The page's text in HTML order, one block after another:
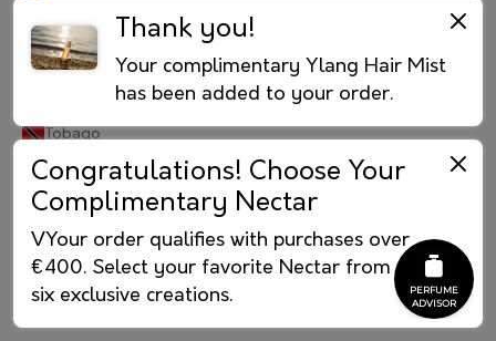
Tonga
(EUR €)
Tobago
(EUR €)
Tristan da
(EUR €)
Tunisia
Romania (EUR €)
Russia (RUB ₽)
San Marino (EUR €)
São Tomé & Príncipe (EUR €)
Saudi Arabia (EUR €)
Thank you!
Your complimentary Ylang Hair Mist
has been added to your order.
Congratulations! Choose Your
Complimentary Nectar
VYour order qualifies with purchases over
€400. Select your favorite Nectar from our
six exclusive creations.